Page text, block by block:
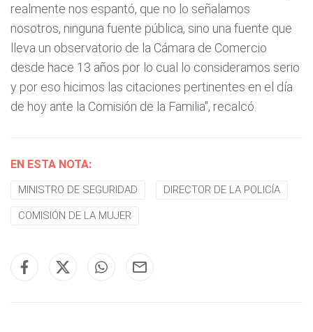
realmente nos espantó, que no lo señalamos
nosotros, ninguna fuente pública, sino una fuente que
lleva un observatorio de la Cámara de Comercio
desde hace 13 años por lo cual lo consideramos serio
y por eso hicimos las citaciones pertinentes en el día
de hoy ante la Comisión de la Familia", recalcó.
EN ESTA NOTA:
MINISTRO DE SEGURIDAD DIRECTOR DE LA POLICÍA
COMISIÓN DE LA MUJER